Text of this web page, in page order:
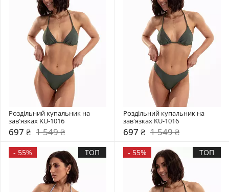
Роздільний купальник на
зав'язках KU-1016
697 ₴ 1 549 ₴
Роздільний купальник на
зав'язках KU-1016
697 ₴ 1 549 ₴
- 55% ТОП - 55% ТОП